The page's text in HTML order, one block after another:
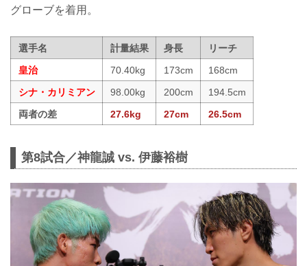
グローブを着用。
選手名 計量結果 身長
リーチ
皇治
70.40kg 173cm
168cm
シナ・カリミアン
98.00kg 200cm
194.5cm
両者の差
27.6kg 27cm 26.5cm
第8試合／神龍誠 vs. 伊藤裕樹